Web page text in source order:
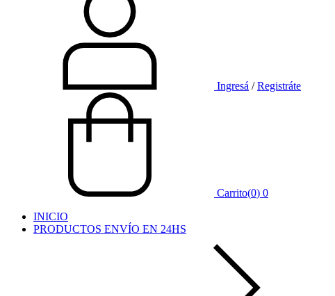
Ingresá /Registráte
Carrito(0) 0
INICIO
PRODUCTOS ENVÍO EN 24HS